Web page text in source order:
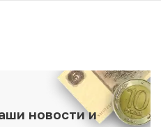
новости и